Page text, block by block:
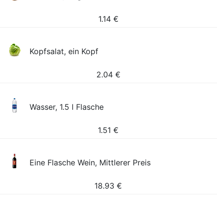
1.14 €
Kopfsalat, ein Kopf
2.04 €
Wasser, 1.5 l Flasche
1.51 €
Eine Flasche Wein, Mittlerer Preis
18.93 €